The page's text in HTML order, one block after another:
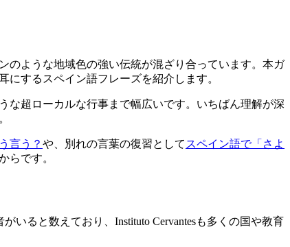
のような地域色の強い伝統が混ざり合っています。本ガ
するスペイン語フレーズを紹介します。
な超ローカルな行事まで幅広いです。いちばん理解が深
言う？ や、別れの言葉の復習として スペイン語で「さよ
らです。
いると数えており、Instituto Cervantesも多くの国や教育